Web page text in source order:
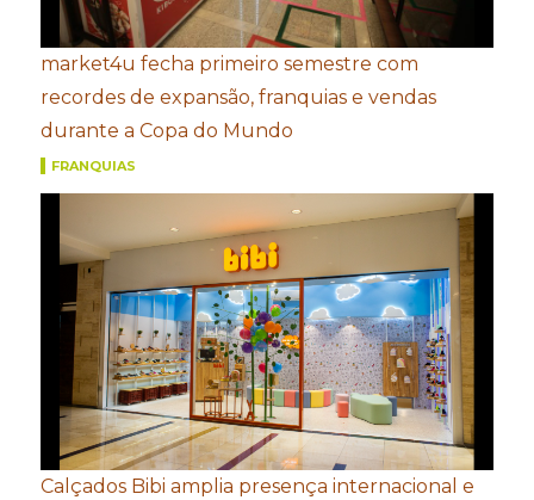
market4u fecha primeiro semestre com
recordes de expansão, franquias e vendas
durante a Copa do Mundo
FRANQUIAS
Calçados Bibi amplia presença internacional e